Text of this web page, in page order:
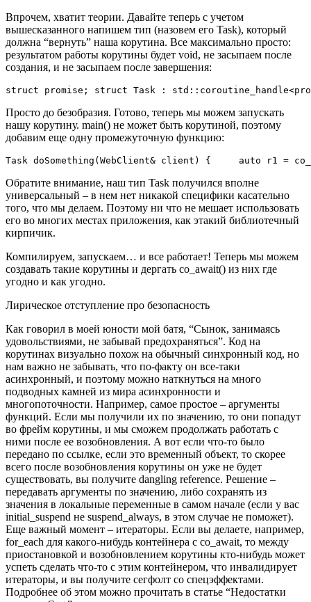
Впрочем, хватит теории. Давайте теперь c учетом
вышесказанного напишем тип (назовем его Task), который
должна “вернуть” наша корутина. Все максимально просто:
результатом работы корутины будет void, не засыпаем после
создания, и не засыпаем после завершения:
struct promise; struct Task :
Просто до безобразия. Готово, теперь мы можем запускать
нашу корутину. main() не может быть корутиной, поэтому
добавим еще одну промежуточную функцию:
Task doSomething(WebClient& client) {     auto r1
Обратите внимание, наш тип Task получился вполне
универсальный – в нем нет никакой специфики касательно
того, что мы делаем. Поэтому ни что не мешает использовать
его во многих местах приложения, как этакий библиотечный
кирпичик.
Компилируем, запускаем… и все работает! Теперь мы можем
создавать такие корутины и дергать co_await() из них где
угодно и как угодно.
Лирическое отступление про безопасность
Как говорил в моей юности мой батя, “Сынок, занимаясь
удовольствиями, не забывай предохраняться”. Код на
корутинах визуально похож на обычный синхронный код, но
нам важно не забывать, что по-факту он все-таки
асинхронный, и поэтому можно наткнуться на много
подводных камней из мира асинхронности и
многопоточности. Например, самое простое – аргументы
функций. Если мы получили их по значению, то они попадут
во фрейм корутины, и мы сможем продолжать работать с
ними после ее возобновления. А вот если что-то было
передано по ссылке, если это временный объект, то скорее
всего после возобновления корутины он уже не будет
существовать, вы получите dangling reference. Решение –
передавать аргументы по значению, либо сохранять из
значения в локальные переменные в самом начале (если у вас
initial_suspend не suspend_always, в этом случае не поможет).
Еще важный момент – итераторы. Если вы делаете, например,
for_each для какого-нибудь контейнера с co_await, то между
приостановкой и возобновлением корутины кто-нибудь может
успеть сделать что-то с этим контейнером, что инвалидирует
итераторы, и вы получите сегфолт со спецэффектами.
Подробнее об этом можно прочитать в статье “Недостатки